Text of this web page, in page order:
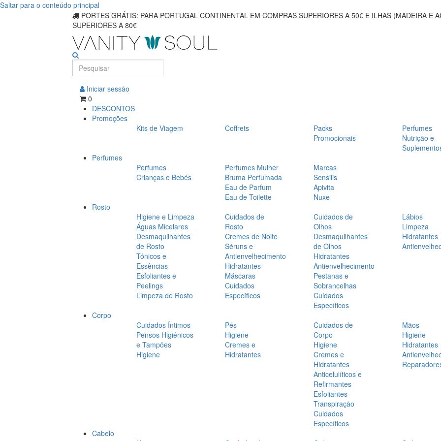
Saltar para o conteúdo principal
Absorventes
higiênicos
confortáveis
PORTES GRÁTIS: PARA PORTUGAL CONTINENTAL EM COMPRAS SUPERIORES A 50€ E ILHAS (MADEIRA E
SUPERIORES A 80€
Iniciar sessão
0
DESCONTOS
Promoções
Kits de Viagem
Coffrets
Packs
Promocionais
Perfumes
Nutrição e
Perfumes
Perfumes
Crianças e Bebés
Perfumes Mulher
Bruma Perfumada
Eau de Parfum
Eau de Toilette
Marcas
Sensilis
Apivita
Nuxe
Rosto
Higiene e Limpeza
Águas Micelares
Desmaquilhantes
de Rosto
Tónicos e
Essências
Esfoliantes e
Peelings
Limpeza de Rosto
Cuidados de
Rosto
Cremes de Noite
Séruns e
Antienvelhecimento
Hidratantes
Máscaras
Cuidados
Específicos
Cuidados de
Olhos
Desmaquilhantes
de Olhos
Hidratantes
Antienvelhecimento
Pestanas e
Sobrancelhas
Cuidados
Específicos
Lábios
Limpeza
Hidratantes
Corpo
Cuidados Íntimos
Pensos Higiénicos
e Tampões
Higiene
Pés
Higiene
Cremes e
Hidratantes
Cuidados de
Corpo
Higiene
Cremes e
Hidratantes
Anticelulíticos e
Refirmantes
Esfoliantes
Transpiração
Cuidados
Específicos
Mãos
Higiene
Hidratantes
Cabelo